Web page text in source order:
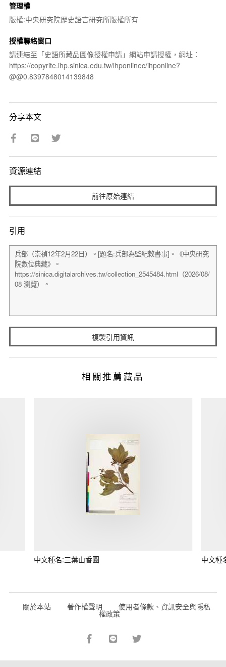
管理權
版權:中央研究院歷史語言研究所版權所有
授權聯絡窗口
請連結至「史語所藏品圖像授權申請」網站申請授權，網址：
https://copyrite.ihp.sinica.edu.tw/ihponlinec/ihponline?
@@0.8397848014139848
分享本文
資源連結
前往原始連結
引用
複製引用資訊
相關推薦藏品
中文種名:三葉山香圓 中文種
關於本站 著作權聲明 使用者條款、資訊安全與隱私
權政策